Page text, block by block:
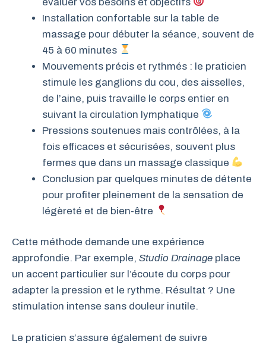
Installation confortable sur la table de
massage pour débuter la séance, souvent de
45 à 60 minutes
Mouvements précis et rythmés : le praticien
stimule les ganglions du cou, des aisselles,
de l’aine, puis travaille le corps entier en
suivant la circulation lymphatique
Pressions soutenues mais contrôlées, à la
fois efficaces et sécurisées, souvent plus
fermes que dans un massage classique
Conclusion par quelques minutes de détente
pour profiter pleinement de la sensation de
légèreté et de bien-être
Cette méthode demande une expérience
approfondie. Par exemple, Studio Drainage place
un accent particulier sur l’écoute du corps pour
adapter la pression et le rythme. Résultat ? Une
stimulation intense sans douleur inutile.
Le praticien s’assure également de suivre